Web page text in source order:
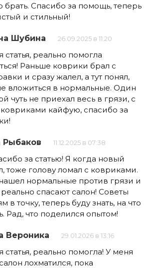
брать. Спасибо за помощь, теперь
и стильный!
Шубина 26.09.2025 в 11:20
статья, реально помогла
Раньше коврики брал с
и сразу жалел, а тут понял,
вложиться в нормальные. Один
чуть не приехал весь в грязи, с
кайфую, спасибо за
Рыбаков 11.12.2025 в 07:38
за статью! Я когда новый
тоже голову ломал с ковриками.
нормальные против грязи и
спасают салон! Советы
в точку, теперь буду знать, на что
Рад, что поделился опытом!
Вероника 29.01.2026 в 13:16
статья, реально помогла! У меня
лохматился, пока